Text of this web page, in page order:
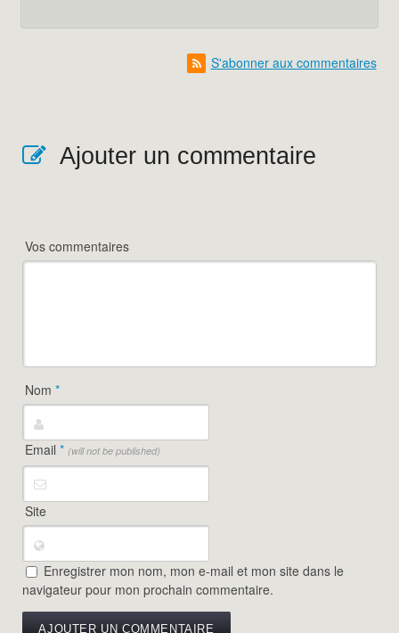
S'abonner aux commentaires
Ajouter un commentaire
Vos commentaires
Nom*
Email* (will not be published)
Site
Enregistrer mon nom, mon e-mail et mon site dans le
navigateur pour mon prochain commentaire.